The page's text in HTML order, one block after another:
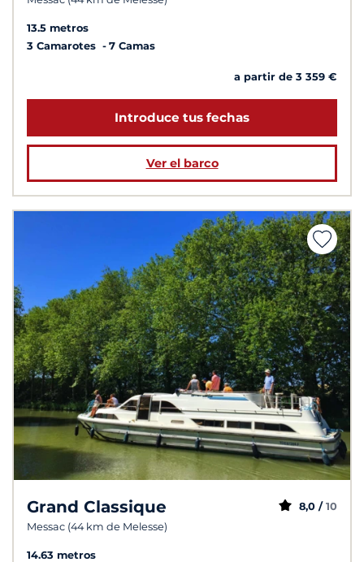
13.5 metros
3 Camarotes
7 Camas
a partir de 3 359 €
Introduce tus fechas
Ver el barco
Grand Classique
Messac (44 km de Melesse)
8,0 / 10
14.63 metros